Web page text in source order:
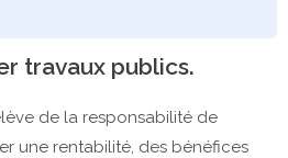
travaux publics.
de la responsabilité de
une rentabilité, des bénéfices